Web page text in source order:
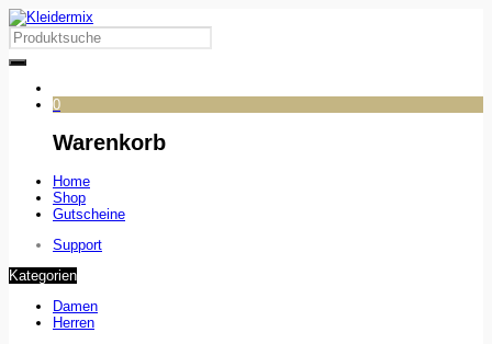
0
Warenkorb
Home
Shop
Gutscheine
Support
Kategorien
Damen
Herren